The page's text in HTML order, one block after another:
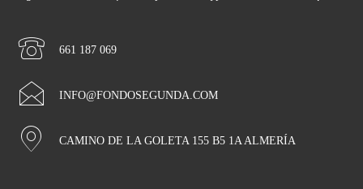
661 187 069
INFO@FONDOSEGUNDA.COM
CAMINO DE LA GOLETA 155 B5 1A ALMERÍA